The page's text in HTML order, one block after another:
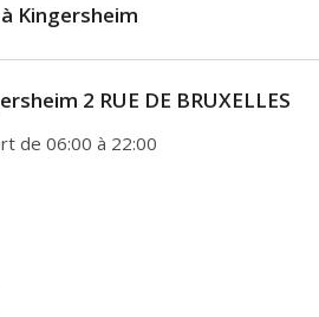
Kingersheim
2 RUE DE BRUXELLES
de 06:00 à 22:00